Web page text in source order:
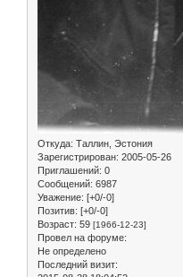
Откуда: Таллин, Эстония
Зарегистрирован: 2005-05-26
Приглашений: 0
Сообщений: 6987
Уважение: [+0/-0]
Позитив: [+0/-0]
Возраст: 59 [1966-12-23]
Провел на форуме:
Не определено
Последний визит: